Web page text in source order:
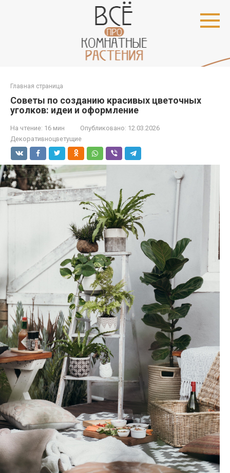
Главная страница
Советы по созданию красивых цветочных
уголков: идеи и оформление
На чтение: 16 мин Опубликовано: 12.03.2026
Декоративноцветущие